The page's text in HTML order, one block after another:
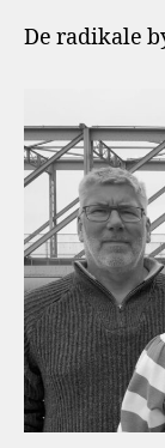
De radikale